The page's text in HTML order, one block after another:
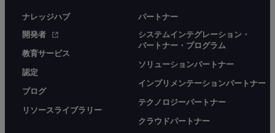
ナレッジハブ
開発者
教育サービス
認定
ブログ
リソースライブラリー
パートナー
システムインテグレーション・
パートナー・プログラム
ソリューションパートナー
インプリメンテーションパートナー
テクノロジーパートナー
クラウドパートナー